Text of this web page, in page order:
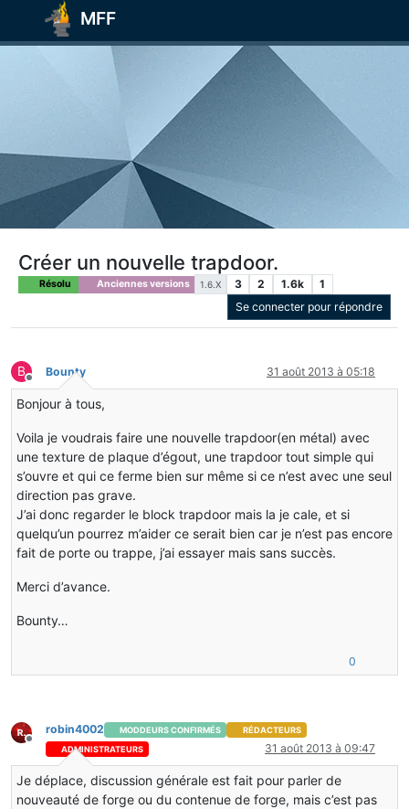
MFF
Créer un nouvelle trapdoor.
Résolu Anciennes versions 1.6.X 3 2 1.6k
1
Se connecter pour répondre
B
Hors-ligne
Bounty 31 août 2013 à 05:18
Bonjour à tous,
Voila je voudrais faire une nouvelle trapdoor(en métal) avec
une texture de plaque d’égout, une trapdoor tout simple qui
s’ouvre et qui ce ferme bien sur même si ce n’est avec une seul
direction pas grave.
J’ai donc regarder le block trapdoor mais la je cale, et si
quelqu’un pourrez m’aider ce serait bien car je n’est pas encore
fait de porte ou trappe, j’ai essayer mais sans succès.
Merci d’avance.
Bounty…
0
Hors-ligne
robin4002 MODDEURS CONFIRMÉS
RÉDACTEURS
ADMINISTRATEURS
31 août 2013 à 09:47
Je déplace, discussion générale est fait pour parler de
nouveauté de forge ou du contenue de forge, mais c’est pas